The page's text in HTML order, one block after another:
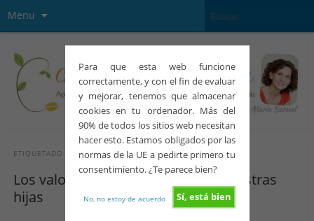
Para que esta web funcione
correctamente, y con el fin de evaluar
y mejorar, tenemos que almacenar
cookies en tu ordenador. Más del
90% de todos los sitios web necesitan
hacer esto. Estamos obligados por las
normas de la UE a pedirte primero tu
consentimiento. ¿Te parece bien?
Sí, está bien
No, no estoy de acuerdo
Menu
ETIQUETADO CONBELLEZA
Los valores que transmitimos a nuestras
hijas